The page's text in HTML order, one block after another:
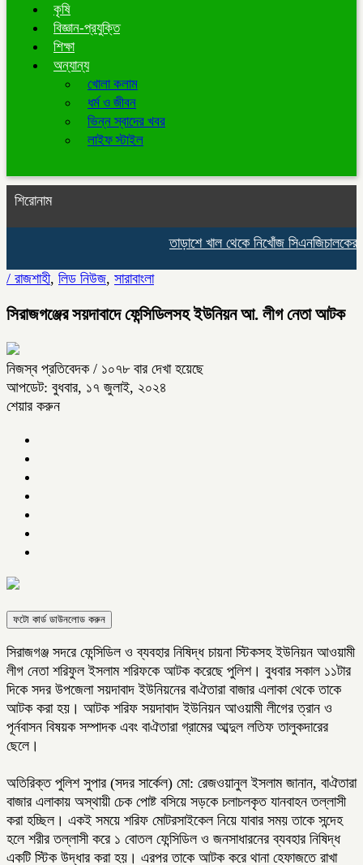
কৃষি
বিজ্ঞান-প্রযুক্তি
শিক্ষা
অন্যান্য
খোলা কলাম
ধর্ম ও জীবন
ভিন্ন স্বাদের খবর
লাইফ স্টাইল
শিরোনাম
তাড়াশে খাল থেকে নিখোঁজ সিএনজিচালকের
/ রাজশাহী, লিড নিউজ, সারাবাংলা
সিরাজগঞ্জের সয়দাবাদে ফেন্সিডিলসহ ইউনিয়ন আ. লীগ নেতা আটক
নিজস্ব প্রতিবেদক / ১০৭৮ বার দেখা হয়েছে
আপডেট: বুধবার, ১৭ জুলাই, ২০২৪
শেয়ার করুন
ফটো কার্ড ডাউনলোড করুন
সিরাজগঞ্জ সদরে ফেন্সিডিল ও ব্যবহার নিষিদ্ধ চায়না স্টিকসহ ইউনিয়ন আওয়ামী
লীগ নেতা শরিফুল ইসলাম শরিফকে আটক করেছে পুলিশ। বুধবার সকাল ১১টার
দিকে সদর উপজেলা সয়দাবাদ ইউনিয়নের বাঐতারা বাজার এলাকা থেকে তাকে
আটক করা হয়। আটক শরিফ সয়দাবাদ ইউনিয়ন আওয়ামী লীগের ত্রান ও
পূর্নবাসন বিষয়ক সম্পাদক এবং বাঐতারা গ্রামের আব্দুল লতিফ তালুকদারের
ছেলে।
অতিরিক্ত পুলিশ সুপার (সদর সার্কেল) মো: রেজওয়ানুল ইসলাম জানান, বাঐতারা
বাজার এলাকায় অস্থায়ী চেক পোষ্ট বসিয়ে সড়কে চলাচলকৃত যানবাহন তল্লাসী
করা হচ্ছিল। একই সময়ে শরিফ মোটরসাইকেল নিয়ে যাবার সময় তাকে সন্দেহ
হলে শরীর তল্লাসী করে ১ বোতল ফেন্সিডিল ও জনসাধারনের ব্যবহার নিষিদ্ধ
একটি স্টিক উদ্ধার করা হয়। এরপর তাকে আটক করে থানা হেফাজতে রাখা